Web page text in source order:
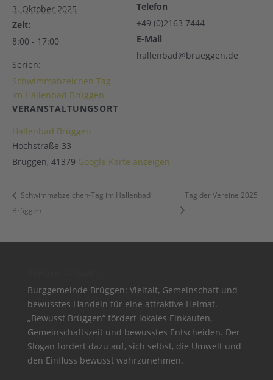
3. Oktober 2025
Zeit:
8:00 - 17:00
Serien:
Schwimmabzeichen Tag
im Hallenbad Brüggen
VERANSTALTUNGSORT
Hallenbad Brüggen
Hochstraße 33
Brüggen, 41379 Google Karte anzeigen
Telefon
+49 (0)2163 7444
E-Mail
hallenbad@brueggen.de
Schwimmabzeichen-Tag im Hallenbad
Brüggen
Tag der Vereine 2025
Burggemeinde Brüggen: Vielfalt, Gemeinschaft und
bewusstes Handeln für eine attraktive Heimat.
„Bewusst Brüggen“ fördert lokales Einkaufen,
Gemeinschaftszeit und bewusstes Entscheiden. Der
Slogan fordert dazu auf, sich selbst, die Umwelt und
den Einfluss bewusst wahrzunehmen.